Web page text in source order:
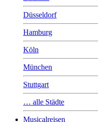
Düsseldorf
Hamburg
Köln
München
Stuttgart
… alle Städte
Musicalreisen